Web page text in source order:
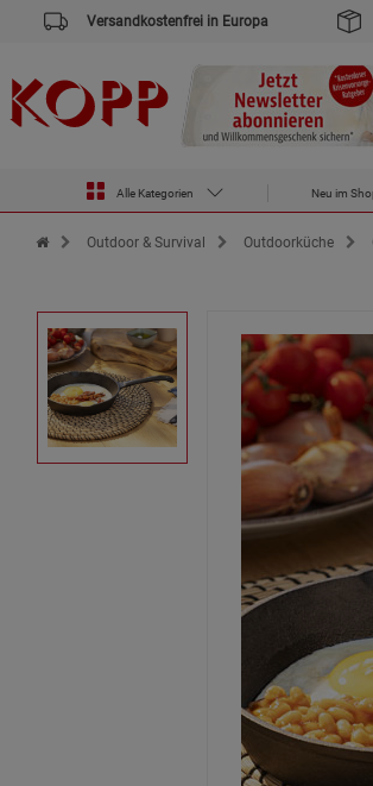
Versandkostenfrei in Europa
Alle Kategorien Neu im
Zur Startseite des Kopp Verlag Online-Shop
Outdoor & Survival Outdoorküche